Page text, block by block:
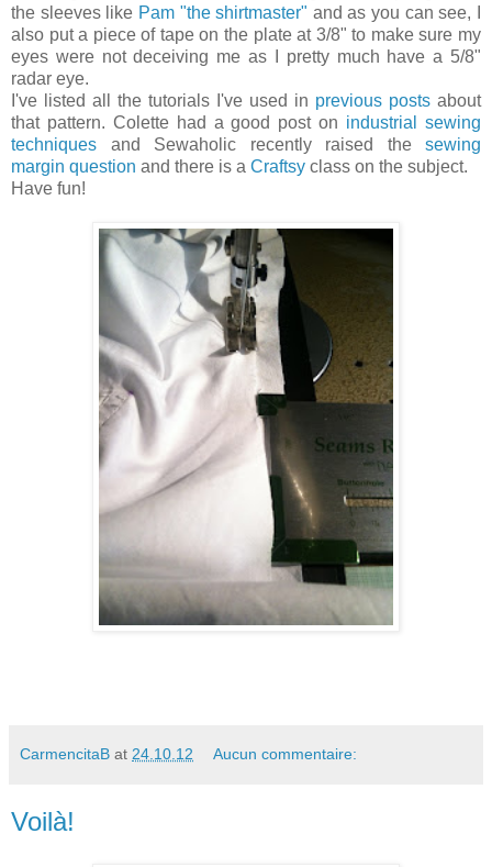
the sleeves like Pam "the shirtmaster" and as you can see, I
also put a piece of tape on the plate at 3/8" to make sure my
eyes were not deceiving me as I pretty much have a 5/8"
radar eye.
I've listed all the tutorials I've used in previous posts about
that pattern. Colette had a good post on industrial sewing
techniques and Sewaholic recently raised the sewing
margin question and there is a Craftsy class on the subject.
Have fun!
CarmencitaB at 24.10.12 Aucun commentaire:
Voilà!